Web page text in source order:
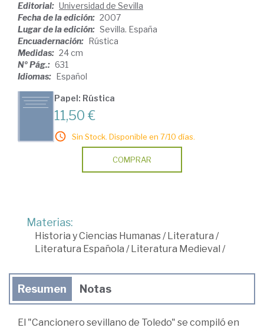
Editorial: Universidad de Sevilla
Fecha de la edición: 2007
Lugar de la edición: Sevilla. España
Encuadernación: Rústica
Medidas: 24 cm
Nº Pág.: 631
Idiomas: Español
Papel: Rústica
11,50 €
Sin Stock. Disponible en 7/10 días.
COMPRAR
Materias:
Historia y Ciencias Humanas/Literatura /
Literatura Española /Literatura Medieval /
Resumen Notas
El "Cancionero sevillano de Toledo" se compiló en